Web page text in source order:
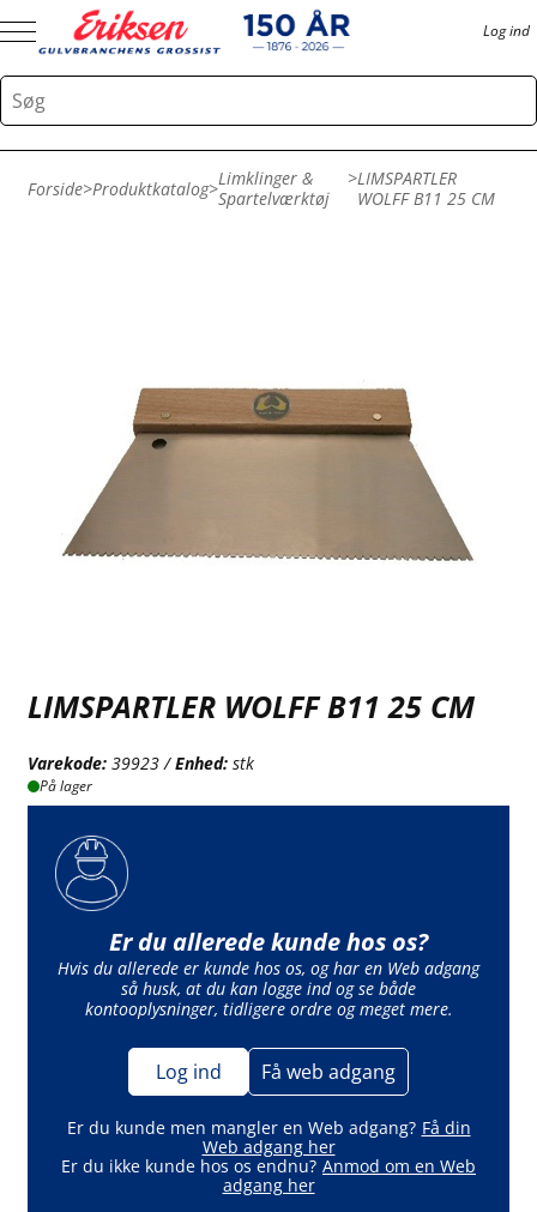
Log ind
Forside>Produktkatalog>Limklinger &
Spartelværktøj
>LIMSPARTLER
WOLFF B11 25 CM
LIMSPARTLER WOLFF B11 25 CM
Varekode: 39923 /Enhed: stk
På lager
Er du allerede kunde hos os?
Hvis du allerede er kunde hos os, og har en Web adgang
så husk, at du kan logge ind og se både
kontooplysninger, tidligere ordre og meget mere.
Log ind Få web adgang
Er du kunde men mangler en Web adgang? Få din
Web adgang her
Er du ikke kunde hos os endnu? Anmod om en Web
adgang her